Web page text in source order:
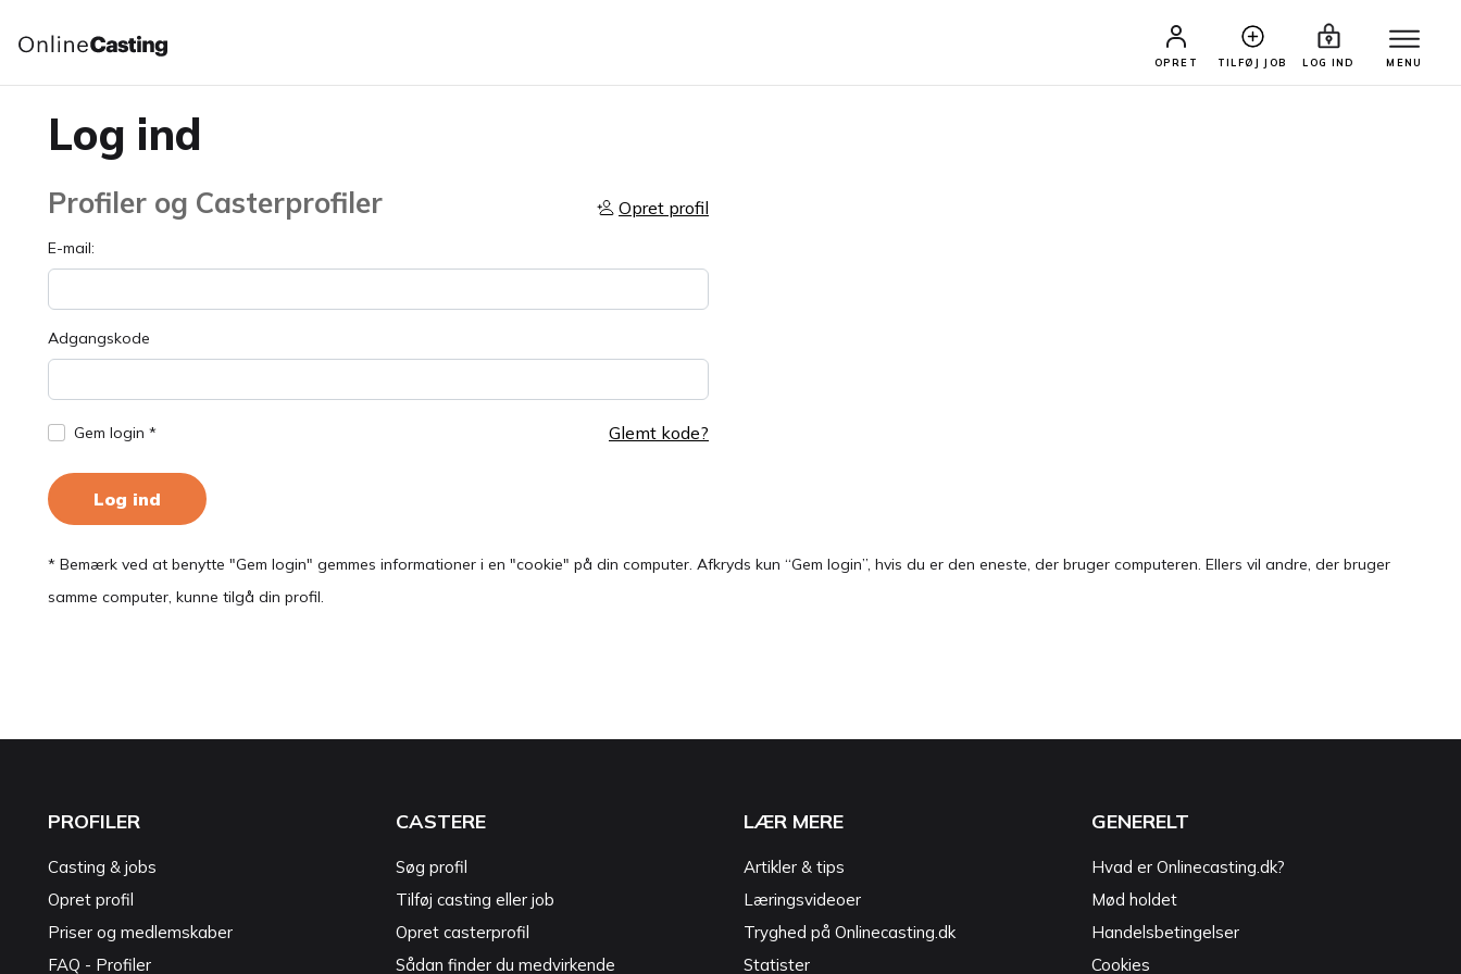
OPRET TILFØJ JOB LOG IND MENU
Log ind
Profiler og Casterprofiler Opret profil
E-mail:
Adgangskode
Gem login * Glemt kode?
Log ind
* Bemærk ved at benytte "Gem login" gemmes informationer i en "cookie" på din computer. Afkryds kun “Gem login”, hvis du er den eneste, der bruger computeren. Ellers vil andre, der bruger
samme computer, kunne tilgå din profil.
PROFILER
Casting & jobs
Opret profil
Priser og medlemskaber
FAQ - Profiler
CASTERE
Søg profil
Tilføj casting eller job
Opret casterprofil
Sådan finder du medvirkende
LÆR MERE
Artikler & tips
Læringsvideoer
Tryghed på Onlinecasting.dk
Statister
GENERELT
Hvad er Onlinecasting.dk?
Mød holdet
Handelsbetingelser
Cookies